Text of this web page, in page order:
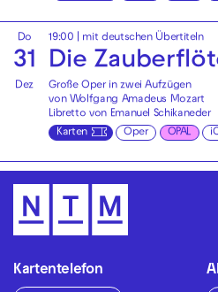
Do
31
Dez
19:00 mit deutschen Übertiteln
Die
Große Oper in zwei Aufzügen
von Wolfgang Amadeus Mozart
Libretto von Emanuel Schikaneder
Karten
Oper OPAL
Kartentelefon